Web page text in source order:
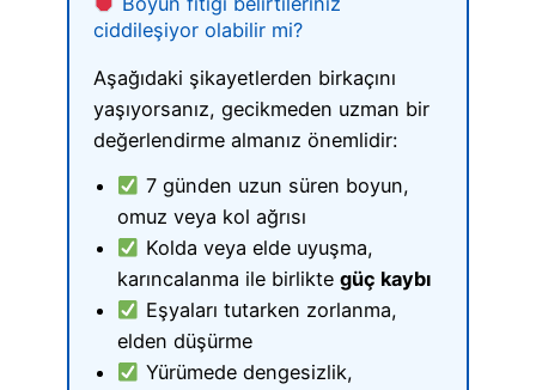
ciddileşiyor olabilir mi?
Aşağıdaki şikayetlerden birkaçını
yaşıyorsanız, gecikmeden uzman bir
değerlendirme almanız önemlidir:
7 günden uzun süren boyun,
omuz veya kol ağrısı
Kolda veya elde uyuşma,
karıncalanma ile birlikte güç kaybı
Eşyaları tutarken zorlanma,
elden düşürme
Yürümede dengesizlik,